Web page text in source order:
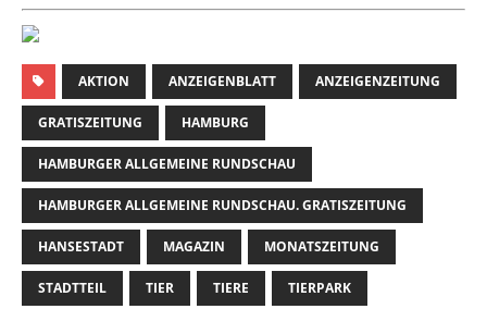
AKTION ANZEIGENBLATT ANZEIGENZEITUNG
GRATISZEITUNG HAMBURG
HAMBURGER ALLGEMEINE RUNDSCHAU
HAMBURGER ALLGEMEINE RUNDSCHAU. GRATISZEITUNG
HANSESTADT MAGAZIN MONATSZEITUNG
STADTTEIL TIER TIERE TIERPARK